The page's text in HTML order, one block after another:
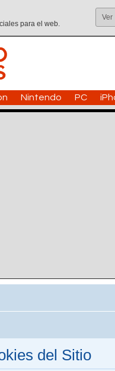
para el web.
Ver
Nintendo PC
del Sitio